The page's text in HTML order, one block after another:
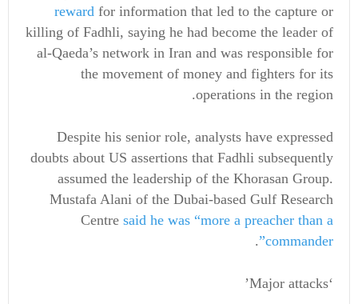
reward for information that led to the capture or
killing of Fadhli, saying he had become the leader of
al-Qaeda’s network in Iran and was responsible for
the movement of money and fighters for its
operations in the region.
Despite his senior role, analysts have expressed
doubts about US assertions that Fadhli subsequently
assumed the leadership of the Khorasan Group.
Mustafa Alani of the Dubai-based Gulf Research
Centre said he was “more a preacher than a
commander”
.
‘Major attacks’